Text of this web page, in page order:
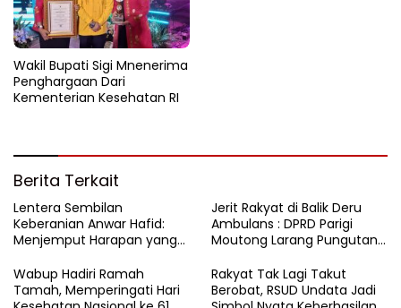
Wakil Bupati Sigi Mnenerima
Penghargaan Dari
Kementerian Kesehatan RI
Berita Terkait
Lentera Sembilan
Keberanian Anwar Hafid:
Menjemput Harapan yang
Jerit Rakyat di Balik Deru
Ambulans : DPRD Parigi
Moutong Larang Pungutan
Harus Gratis
Wabup Hadiri Ramah
Tamah, Memperingati Hari
Rakyat Tak Lagi Takut
Berobat, RSUD Undata Jadi